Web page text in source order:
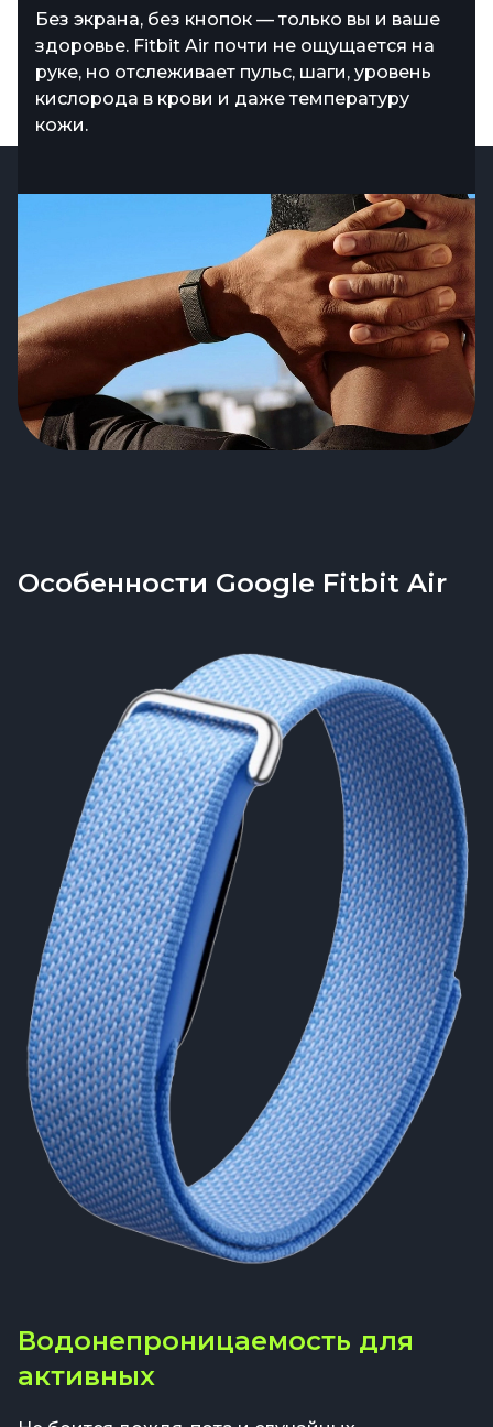
Без экрана, без кнопок — только вы и ваше
здоровье. Fitbit Air почти не ощущается на
руке, но отслеживает пульс, шаги, уровень
кислорода в крови и даже температуру
кожи.
Особенности Google Fitbit Air
Водонепроницаемость для
активных